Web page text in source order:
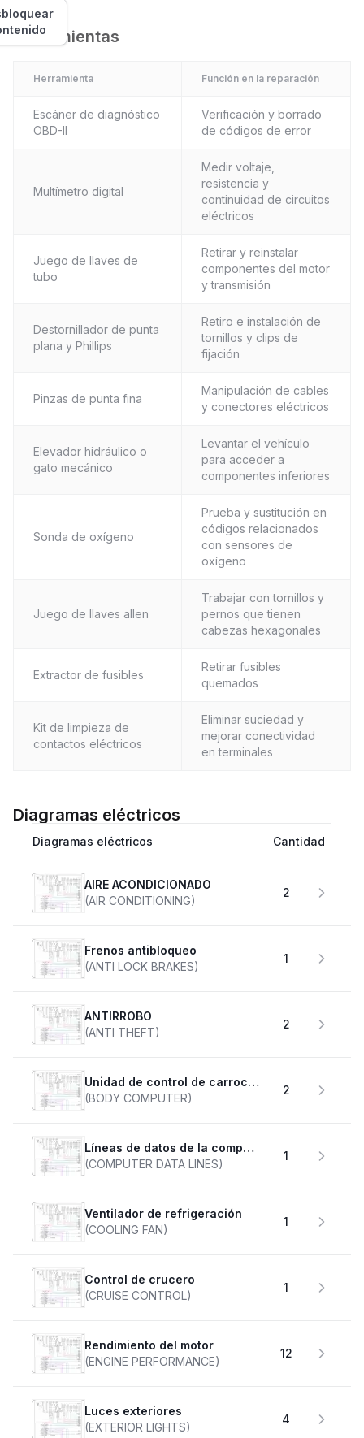
Herramientas
Herramienta Función en la reparación
Escáner de diagnóstico
OBD-II
Verificación y borrado
de códigos de error
Multímetro digital
Medir voltaje,
resistencia y
continuidad de circuitos
eléctricos
Juego de llaves de
tubo
Retirar y reinstalar
componentes del motor
y transmisión
Destornillador de punta
plana y Phillips
Retiro e instalación de
tornillos y clips de
fijación
Pinzas de punta fina
Manipulación de cables
y conectores eléctricos
Elevador hidráulico o
gato mecánico
Levantar el vehículo
para acceder a
componentes inferiores
Sonda de oxígeno
Prueba y sustitución en
códigos relacionados
con sensores de
oxígeno
Juego de llaves allen
Trabajar con tornillos y
pernos que tienen
cabezas hexagonales
Extractor de fusibles
Retirar fusibles
quemados
Kit de limpieza de
contactos eléctricos
Eliminar suciedad y
mejorar conectividad
en terminales
Diagramas eléctricos
Diagramas eléctricos Cantidad
AIRE ACONDICIONADO
(AIR CONDITIONING)
2
Frenos antibloqueo
(ANTI LOCK BRAKES)
1
ANTIRROBO
(ANTI THEFT)
2
Unidad de control de carrocería
(BODY COMPUTER)
2
Líneas de datos de la computadora
(COMPUTER DATA LINES)
1
Ventilador de refrigeración
(COOLING FAN)
1
Control de crucero
(CRUISE CONTROL)
1
Rendimiento del motor
(ENGINE PERFORMANCE)
12
Luces exteriores
(EXTERIOR LIGHTS)
4